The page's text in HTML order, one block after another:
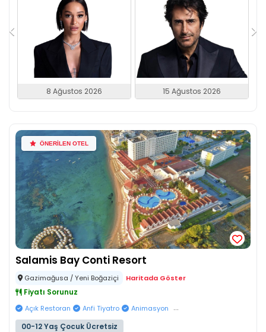
8 Ağustos 2026 15 Ağustos 2026
ÖNERİLEN OTEL
Salamis Bay Conti Resort
Gazimağusa / Yeni Boğaziçi Haritada Göster
Fiyatı Sorunuz
Açık Restoran Anfi Tiyatro Animasyon ...
00-12 Yaş Çocuk Ücretsiz